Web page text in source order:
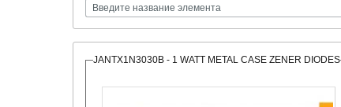
JANTX1N3030B - 1 WATT METAL CASE ZENER DIODES